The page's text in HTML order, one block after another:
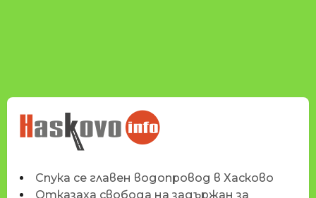
НОВИНИТЕ НА
HASKOVO.INFO
Спука се главен водопровод в Хасково
Отказаха свобода на задържан за